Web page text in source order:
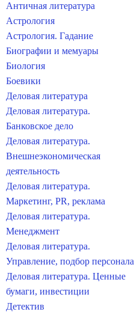
Античная литература
Астрология
Астрология. Гадание
Биографии и мемуары
Биология
Боевики
Деловая литература
Деловая литература.
Банковское дело
Деловая литература.
Внешнеэкономическая
деятельность
Деловая литература.
Маркетинг, PR, реклама
Деловая литература.
Менеджмент
Деловая литература.
Управление, подбор персонала
Деловая литература. Ценные
бумаги, инвестиции
Детектив